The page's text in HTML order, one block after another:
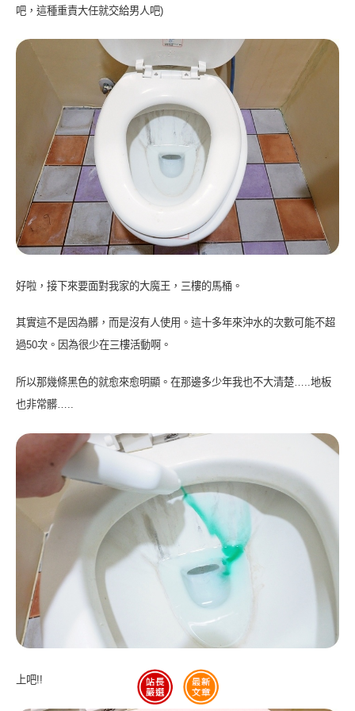
吧，這種重責大任就交給男人吧)
好啦，接下來要面對我家的大魔王，三樓的馬桶。
其實這不是因為髒，而是沒有人使用。這十多年來沖水的次數可能不超
過50次。因為很少在三樓活動啊。
所以那幾條黑色的就愈來愈明顯。在那邊多少年我也不大清楚…..地板
也非常髒…..
上吧!!